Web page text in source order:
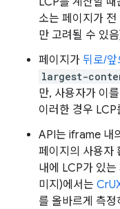
소는 페이지가 전
만 고려될 수 있
페이지가 뒤로/앞
largest-
만, 사용자가 이
이러한 경우
API는 iframe 내
페이지의 사용자
내에 LCP가 있는
미지)에서는
를 올바르게 측